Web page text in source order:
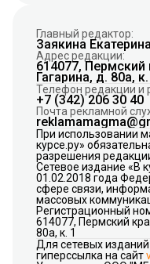
Главный редактор:
Заякина
Адрес редакции:
614077, Пермский
Гагарина, д. 80а,
Телефон редакции и
+7 (342) 206 30 40
Почта рекламной
При использовании
курсе.ру»
разрешения
Сетевое издание «В
01.02.2018 года
сфере связи,
массовых
Регистрационный
614077, Пермский
80а, к. 1
Для сетевых
гиперссылка на сайт